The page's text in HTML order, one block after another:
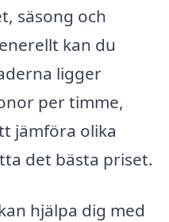
säsong och
kan du
ligger
per timme,
jämföra olika
det bästa priset.
hjälpa dig med